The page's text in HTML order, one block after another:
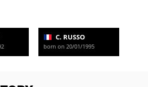
C. RUSSO
born on 20/01/1995